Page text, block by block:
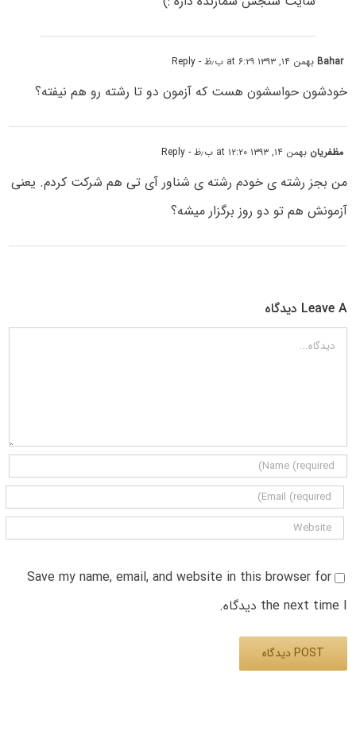
Baharبهمن ۱۴, ۱۳۹۳ at ۶:۲۹ ب٫ظ - Reply
خودشون حواسشون هست که آزمون دو تا رشته رو هم نیفته؟
مظفریان بهمن ۱۴, ۱۳۹۳ at ۱۲:۲۰ ب٫ظ - Reply
من بجز رشته ی خودم رشته ی شناور آی تی هم شرکت کردم. یعنی
آزمونش هم تو دو روز برگزار میشه؟
Leave A دیدگاه
دیدگاه
Save my name, email, and website in this browser for
the next time I دیدگاه.